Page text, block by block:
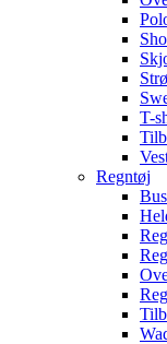
T-
Regntøj